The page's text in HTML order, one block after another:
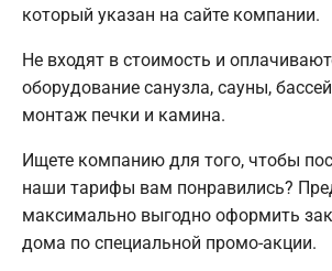
который указан на сайте компании.
Не входят в стоимость и
оборудование санузла, сауны,
монтаж печки и камина.
Ищете компанию для того, чтобы
наши тарифы вам понравились?
максимально выгодно оформить
дома по специальной промо-акции.